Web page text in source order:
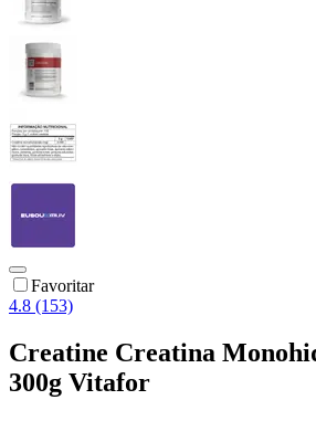
Favoritar
4.8 (153)
Creatine Creatina
300g Vitafor